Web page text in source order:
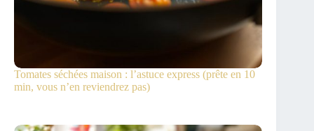
Tomates séchées maison : l’astuce express (prête en 10
min, vous n’en reviendrez pas)